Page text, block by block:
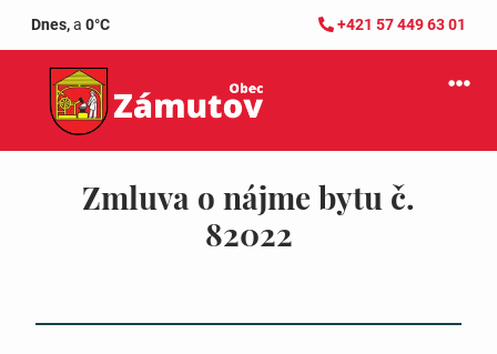
Dnes,a 0°C +421 57 449 63 01
Zmluva o nájme bytu č.
82022